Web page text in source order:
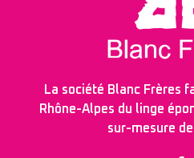
La société Blanc Frères
Rhône-Alpes du linge
sur-mesure